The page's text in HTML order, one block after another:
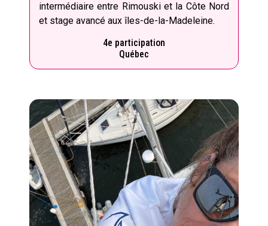
intermédiaire entre Rimouski et la Côte Nord
et stage avancé aux îles-de-la-Madeleine.
4e participation
Québec